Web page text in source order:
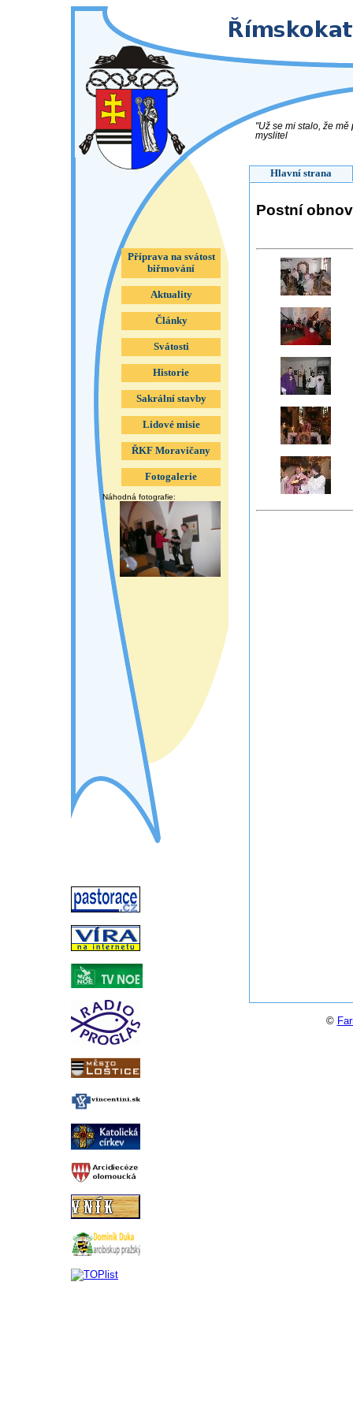
"Už se mi stalo, že
myslitel
Hlavní strana
Postní
Příprava na svátost
biřmování
Aktuality
Články
Svátosti
Historie
Sakrální stavby
Lidové misie
ŘKF Moravičany
Fotogalerie
Náhodná fotografie:
©